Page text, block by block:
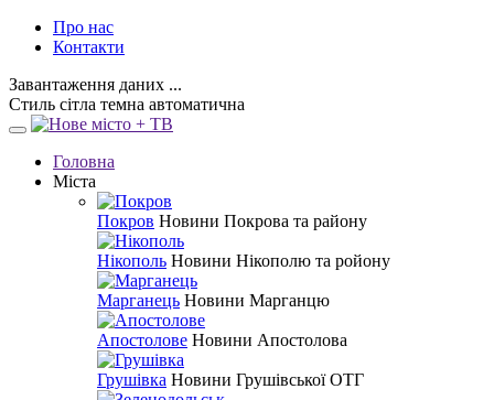
Про нас
Контакти
Завантаження даних ...
Стиль сітла темна автоматична
Головна
Міста
Покров Новини Покрова та району
Нікополь Новини Нікополю та ройону
Марганець Новини Марганцю
Апостолове Новини Апостолова
Грушівка Новини Грушівської ОТГ